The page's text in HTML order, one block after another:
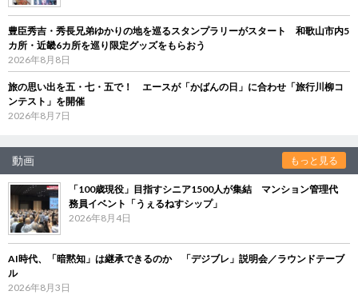
豊臣秀吉・秀長兄弟ゆかりの地を巡るスタンプラリーがスタート 和歌山市内5
カ所・近畿6カ所を巡り限定グッズをもらおう
2026年8月8日
旅の思い出を五・七・五で！ エースが「かばんの日」に合わせ「旅行川柳コ
ンテスト」を開催
2026年8月7日
動画 もっと見る
「100歳現役」目指すシニア1500人が集結 マンション管理代
務員イベント「うぇるねすシップ」
2026年8月4日
AI時代、「暗黙知」は継承できるのか 「デジブレ」説明会／ラウンドテーブ
ル
2026年8月3日